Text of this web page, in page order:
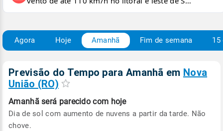
e sul do RJ
Agora Hoje Amanhã Fim de semana 15
Previsão do Tempo para Amanhã em Nova
União (RO)
Amanhã será parecido com hoje
Dia de sol com aumento de nuvens a partir da tarde. Não
chove.